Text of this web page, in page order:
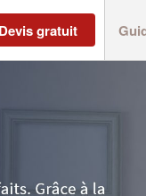
Devis gratuit